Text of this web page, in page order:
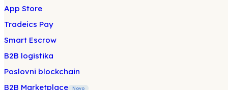
App Store
Tradeics Pay
Smart Escrow
B2B logistika
Poslovni blockchain
B2B Marketplace
Novo